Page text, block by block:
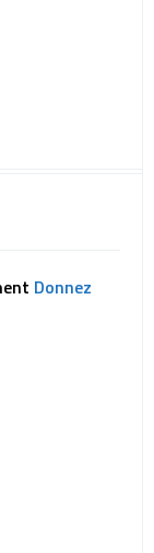
Donnez